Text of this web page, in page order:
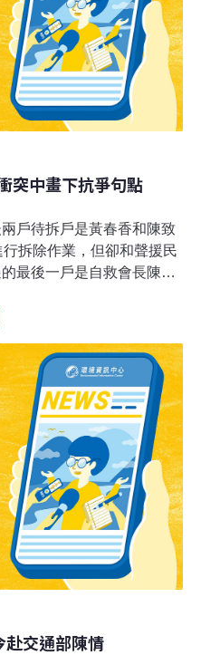
住腳下的土地重新流浪
突中畫下抗爭句點
戶待拆戶是黃春香和陳致
拆除作業，但卻和聲援民
最後一戶是自救會長陳致
立刻進行拆除，讓九年多
，帶走最後1名房客，工人
上兩到三天全面拆除完
彼此能相互體諒，讓事情
赴交通部陳情